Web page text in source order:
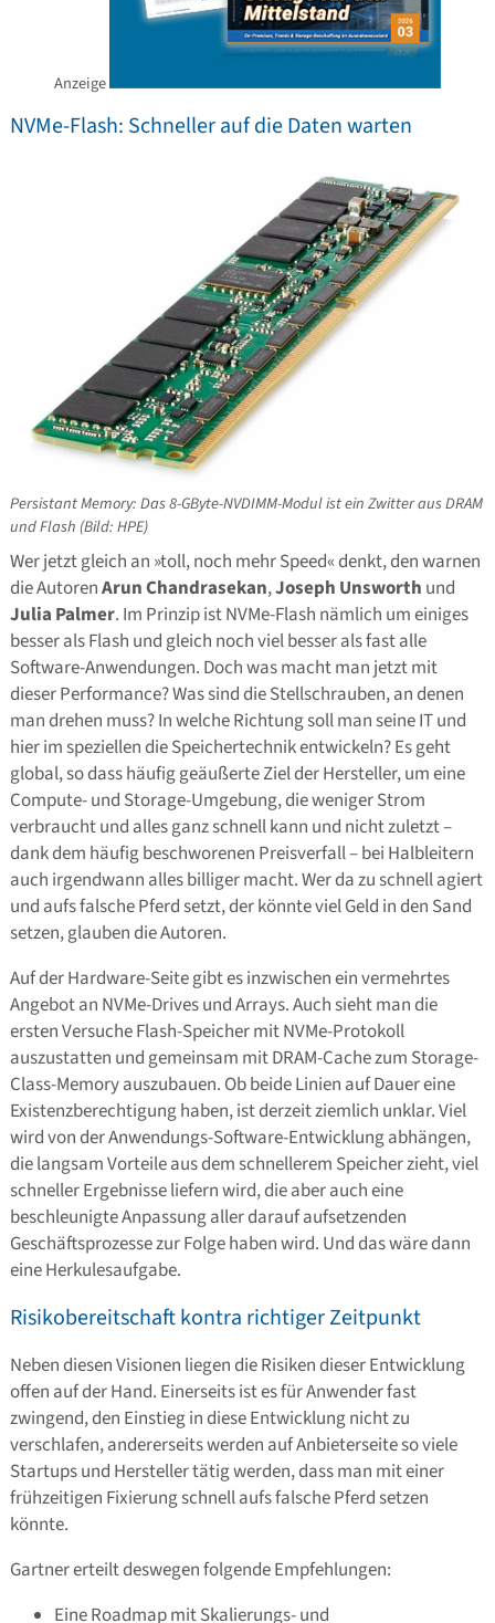
Anzeige
NVMe-Flash: Schneller auf die Daten warten
Persistant Memory: Das 8-GByte-NVDIMM-Modul ist ein Zwitter aus DRAM
und Flash (Bild: HPE)
Wer jetzt gleich an »toll, noch mehr Speed« denkt, den warnen
die AutorenArun Chandrasekan,Joseph Unsworth und
Julia Palmer. Im Prinzip ist NVMe-Flash nämlich um einiges
besser als Flash und gleich noch viel besser als fast alle
Software-Anwendungen. Doch was macht man jetzt mit
dieser Performance? Was sind die Stellschrauben, an denen
man drehen muss? In welche Richtung soll man seine IT und
hier im speziellen die Speichertechnik entwickeln? Es geht
global, so dass häufig geäußerte Ziel der Hersteller, um eine
Compute- und Storage-Umgebung, die weniger Strom
verbraucht und alles ganz schnell kann und nicht zuletzt –
dank dem häufig beschworenen Preisverfall – bei Halbleitern
auch irgendwann alles billiger macht. Wer da zu schnell agiert
und aufs falsche Pferd setzt, der könnte viel Geld in den Sand
setzen, glauben die Autoren.
Auf der Hardware-Seite gibt es inzwischen ein vermehrtes
Angebot an NVMe-Drives und Arrays. Auch sieht man die
ersten Versuche Flash-Speicher mit NVMe-Protokoll
auszustatten und gemeinsam mit DRAM-Cache zum Storage-
Class-Memory auszubauen. Ob beide Linien auf Dauer eine
Existenzberechtigung haben, ist derzeit ziemlich unklar. Viel
wird von der Anwendungs-Software-Entwicklung abhängen,
die langsam Vorteile aus dem schnellerem Speicher zieht, viel
schneller Ergebnisse liefern wird, die aber auch eine
beschleunigte Anpassung aller darauf aufsetzenden
Geschäftsprozesse zur Folge haben wird. Und das wäre dann
eine Herkulesaufgabe.
Risikobereitschaft kontra richtiger Zeitpunkt
Neben diesen Visionen liegen die Risiken dieser Entwicklung
offen auf der Hand. Einerseits ist es für Anwender fast
zwingend, den Einstieg in diese Entwicklung nicht zu
verschlafen, andererseits werden auf Anbieterseite so viele
Startups und Hersteller tätig werden, dass man mit einer
frühzeitigen Fixierung schnell aufs falsche Pferd setzen
könnte.
Gartner erteilt deswegen folgende Empfehlungen:
Eine Roadmap mit Skalierungs- und